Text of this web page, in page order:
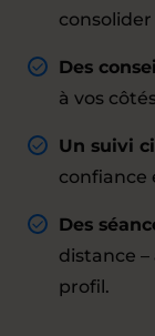
Des
à vos
Un suivi
confiance
Des
distance –
profil.